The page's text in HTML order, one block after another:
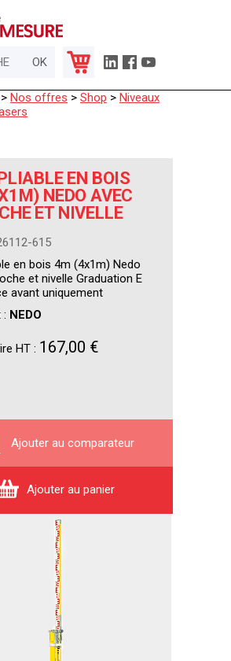
> Nos offres > Shop > Niveaux
EN BOIS
NEDO AVEC
ET NIVELLE
615
en bois 4m (4x1m) Nedo
et nivelle Graduation E
avant uniquement
: NEDO
HT : 167,00 €
Ajouter au comparateur
Ajouter au panier
cookies